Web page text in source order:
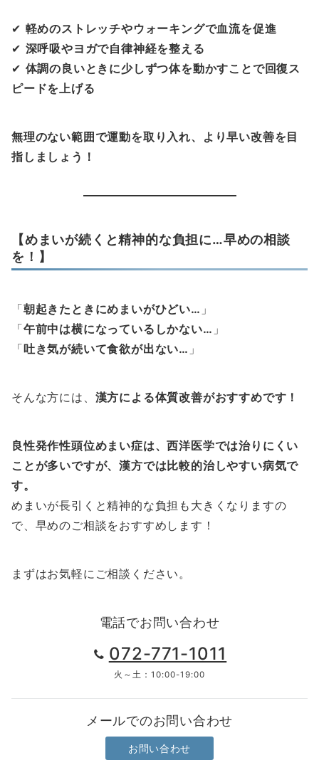
✔ 軽めのストレッチやウォーキングで血流を促進
✔ 深呼吸やヨガで自律神経を整える
✔ 体調の良いときに少しずつ体を動かすことで回復ス
ピードを上げる
無理のない範囲で運動を取り入れ、より早い改善を目
指しましょう！
【めまいが続くと精神的な負担に…早めの相談
を！】
「朝起きたときにめまいがひどい… 」
「午前中は横になっているしかない… 」
「吐き気が続いて食欲が出ない… 」
そんな方には、 漢方による体質改善がおすすめです！
良性発作性頭位めまい症は、西洋医学では治りにくい
ことが多いですが、漢方では比較的治しやすい病気で
す。
めまいが長引くと精神的な負担も大きくなりますの
で、早めのご相談をおすすめします！
まずはお気軽にご相談ください。
電話でお問い合わせ
072-771-1011
火～土：10:00-19:00
メールでのお問い合わせ
お問い合わせ